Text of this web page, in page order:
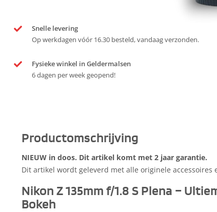
Snelle levering
Op werkdagen vóór 16.30 besteld, vandaag verzonden.
Fysieke winkel in Geldermalsen
6 dagen per week geopend!
Productomschrijving
NIEUW in doos. Dit artikel komt met 2 jaar garantie.
Dit artikel wordt geleverd met alle originele accessoires
Nikon Z 135mm f/1.8 S Plena –
Bokeh